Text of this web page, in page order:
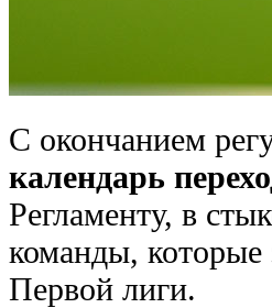
С окончанием
календарь
Регламенту, в
команды,
Первой лиги.